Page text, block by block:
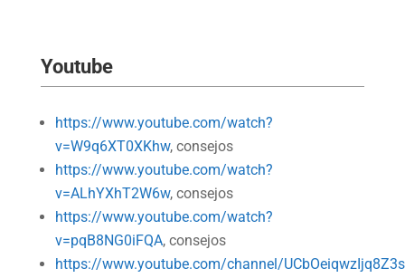
Youtube
https://www.youtube.com/watch?
v=W9q6XT0XKhw, consejos
https://www.youtube.com/watch?
v=ALhYXhT2W6w, consejos
https://www.youtube.com/watch?
v=pqB8NG0iFQA, consejos
https://www.youtube.com/channel/